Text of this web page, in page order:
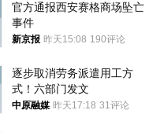
官方通报西安赛格商场坠亡
事件
新京报 昨天15:08 190评论
逐步取消劳务派遣用工方
式！六部门发文
中原融媒 昨天17:18 31评论